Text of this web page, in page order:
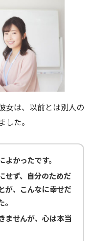
女は、以前とは別人の
た。
かったです。
せず、自分のためだ
が、こんなに幸せだ
ませんが、心は本当